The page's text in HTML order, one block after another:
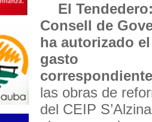
El
Consell de
ha autorizado el
gasto
correspondiente
las obras de
del CEIP